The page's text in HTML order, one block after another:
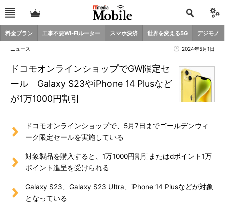
料金プラン 工事不要Wi-Fiルーター スマホ決済 世界を変える5G デジモノ
ニュース 2024年5月1日
ドコモオンラインショップでGW限定セ
ール Galaxy S23やiPhone 14 Plusなど
が1万1000円割引
ドコモオンラインショップで、5月7日までゴールデンウィ
ーク限定セールを実施している
対象製品を購入すると、1万1000円割引またはdポイント1万
ポイント進呈を受けられる
Galaxy S23、Galaxy S23 Ultra、iPhone 14 Plusなどが対象
となっている